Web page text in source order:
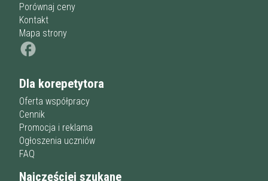
Porównaj ceny
Kontakt
Mapa strony
Dla korepetytora
Oferta współpracy
Cennik
Promocja i reklama
Ogłoszenia uczniów
FAQ
Najczęściej szukane